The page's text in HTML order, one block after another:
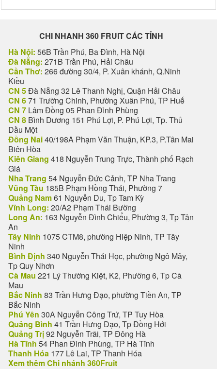
CHI NHANH 360 FRUIT CÁC TỈNH
Hà Nội: 56B Trần Phú, Ba Đình, Hà Nội
Đà Nẵng: 271B Trần Phú, Hải Châu
Cần Thơ: 266 đường 30/4, P. Xuân khánh, Q.Ninh
Kiều
CN 5Đà Nẵng 32 Lê Thanh Nghị, Quận Hải Châu
CN 671 Trường Chinh, Phường Xuân Phú, TP Huế
CN 7 Lâm Đồng 05 Phan Đình Phùng
CN 8 Bình Dương 151 Phú Lợi, P. Phú Lợi, Tp. Thủ
Dầu Một
Đồng Nai40/198A Phạm Văn Thuận, KP.3, P.Tân Mai
Biên Hòa
Kiên Giang 418 Nguyễn Trung Trực, Thành phố Rạch
Giá
Nha Trang 54 Nguyễn Đức Cảnh, TP Nha Trang
Vũng Tàu 185B Phạm Hồng Thái, Phường 7
Quảng Nam61 Nguyễn Du, Tp Tam Kỳ
Vĩnh Long: 20/A2 Phạm Thái Bường
Long An: 163 Nguyễn Đình Chiểu, Phường 3, Tp Tân
An
Tây Ninh 1075 CTM8, phường Hiệp Ninh, TP Tây
Ninh
Bình Định 340 Nguyễn Thái Học, phường Ngô Mây,
Tp Quy Nhơn
Cà Mau 221 Lý Thường Kiệt, K2, Phường 6, Tp Cà
Mau
Bắc Ninh 83 Trần Hưng Đạo, phường Tiền An, TP
Bắc Ninh
Phú Yên 30A Nguyễn Công Trứ, TP Tuy Hòa
Quảng Bình 41 Trần Hưng Đạo, Tp Đồng Hới
Quảng Trị92 Nguyễn Trãi, TP Đông Hà
Hà Tĩnh 54 Phan Đình Phùng, TP Hà Tĩnh
Thanh Hóa 177 Lê Lai, TP Thanh Hóa
Xem thêm Chi nhánh 360Fruit